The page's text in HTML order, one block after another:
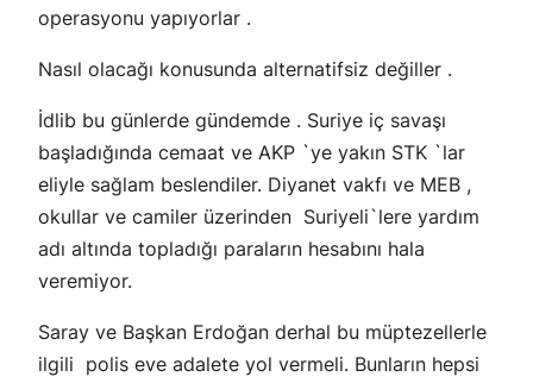
operasyonu yapıyorlar .
Nasıl olacağı konusunda alternatifsiz değiller .
İdlib bu günlerde gündemde . Suriye iç savaşı
başladığında cemaat ve AKP `ye yakın STK `lar
eliyle sağlam beslendiler. Diyanet vakfı ve MEB ,
okullar ve camiler üzerinden Suriyeli`lere yardım
adı altında topladığı paraların hesabını hala
veremiyor.
Saray ve Başkan Erdoğan derhal bu müptezellerle
ilgili polis eve adalete yol vermeli. Bunların hepsi